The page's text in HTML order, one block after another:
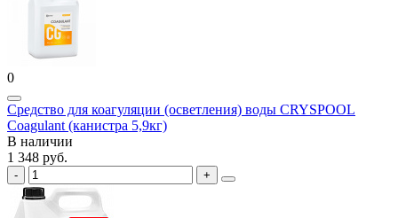
0
Средство для коагуляции (осветления) воды CRYSPOOL
Coagulant (канистра 5,9кг)
В наличии
1 348 руб.